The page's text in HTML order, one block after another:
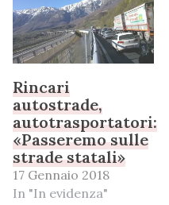
Rincari
autostrade,
autotrasportatori:
«Passeremo sulle
strade statali»
17 Gennaio 2018
In "In evidenza"